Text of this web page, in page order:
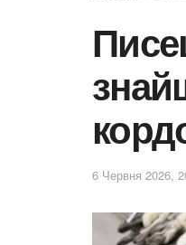
6 Червня 2026,